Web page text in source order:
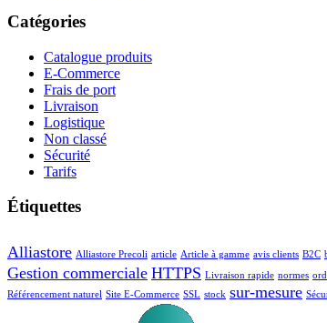
Catégories
Catalogue produits
E-Commerce
Frais de port
Livraison
Logistique
Non classé
Sécurité
Tarifs
Étiquettes
Alliastore Alliastore Precoli article Article à gamme avis clients B2C
Gestion commerciale HTTPS Livraison rapide normes
Référencement naturel Site E-Commerce SSL stock sur-mesure